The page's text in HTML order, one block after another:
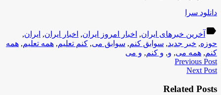
دانلود سرا
label آخرین خبرهای ایران, اخبار امروز ایران, اخبار ایران, ایران,
حوزه, خبر جدید, سوابق کنم, سوابق می, کنم تعلیم, همه تعلیم, همه
کنم, همه می, و, و کنم, و می
Previous Post
Next Post
Related Posts